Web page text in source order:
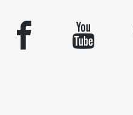
facebook youtube